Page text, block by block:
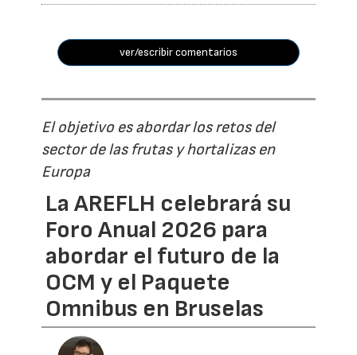
ver/escribir comentarios
El objetivo es abordar los retos del
sector de las frutas y hortalizas en
Europa
La AREFLH celebrará su
Foro Anual 2026 para
abordar el futuro de la
OCM y el Paquete
Omnibus en Bruselas